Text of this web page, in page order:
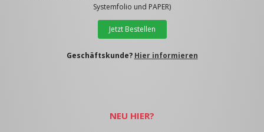
Systemfolio und PAPER)
Jetzt Bestellen
Geschäftskunde? Hier informieren
NEU HIER?